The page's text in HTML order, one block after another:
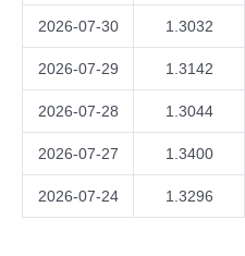
2026-07-30 1.3032
2026-07-29 1.3142
2026-07-28 1.3044
2026-07-27 1.3400
2026-07-24 1.3296